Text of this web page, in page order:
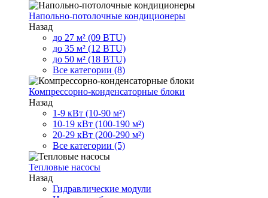
Напольно-потолочные кондиционеры
Назад
до 27 м² (09 BTU)
до 35 м² (12 BTU)
до 50 м² (18 BTU)
Все категории (8)
Компрессорно-конденсаторные блоки
Назад
1-9 кВт (10-90 м²)
10-19 кВт (100-190 м²)
20-29 кВт (200-290 м²)
Все категории (5)
Тепловые насосы
Назад
Гидравлические модули